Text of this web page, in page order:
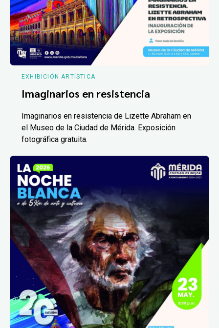
EXHIBICIÓN ARTÍSTICA
Imaginarios en resistencia
Imaginarios en resistencia de Lizette Abraham en
el Museo de la Ciudad de Mérida. Exposición
fotográfica gratuita.